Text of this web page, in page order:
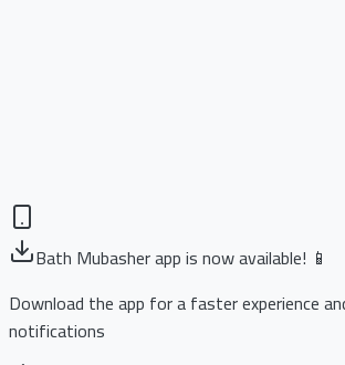
Bath Mubasher app is now available! 📱
Download the app for a faster experience
notifications